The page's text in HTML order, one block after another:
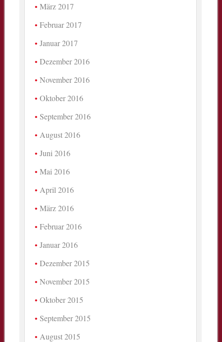
März 2017
Februar 2017
Januar 2017
Dezember 2016
November 2016
Oktober 2016
September 2016
August 2016
Juni 2016
Mai 2016
April 2016
März 2016
Februar 2016
Januar 2016
Dezember 2015
November 2015
Oktober 2015
September 2015
August 2015